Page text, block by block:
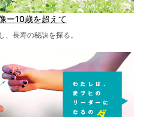
ー10歳を超えて
長寿の秘訣を探る。